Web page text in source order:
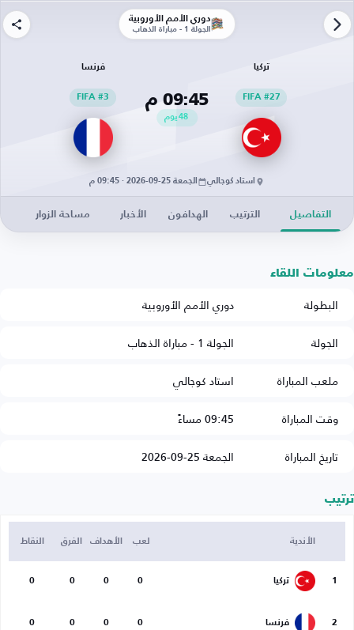
دوري الأمم الأوروبية
الجولة 1 - مباراة الذهاب
تركيا
FIFA #27 09:45 م
48يوم
فرنسا
FIFA #3
استاد كوجالي الجمعة 25-09-2026 · 09:45 م
التفاصيل الترتيب الهدافون الأخبار مساحة الزوار
معلومات اللقاء
البطولة
دوري الأمم الأوروبية
الجولة
الجولة 1 - مباراة الذهاب
ملعب المباراة
استاد كوجالي
وقت المباراة
09:45 مساءً
تاريخ المباراة
الجمعة 25-09-2026
ترتيب
الأندية لعب الأهداف الفرق النقاط
1 تركيا 0
0
0
0
2 فرنسا 0
0
0
0